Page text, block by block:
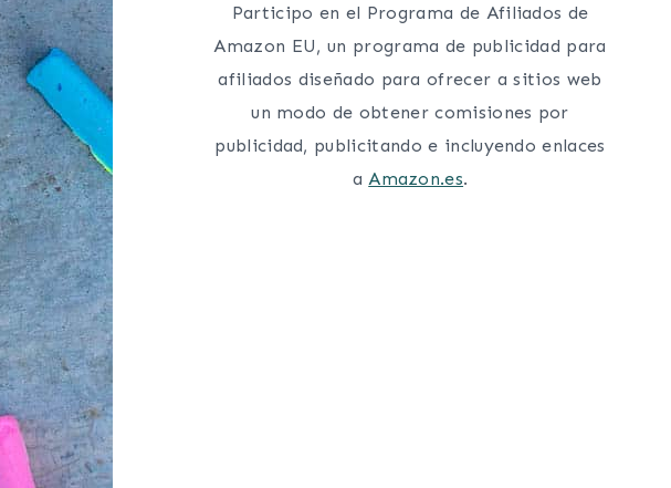
Participo en el Programa de Afiliados de
Amazon EU, un programa de publicidad para
afiliados diseñado para ofrecer a sitios web
un modo de obtener comisiones por
publicidad, publicitando e incluyendo enlaces
a Amazon.es.